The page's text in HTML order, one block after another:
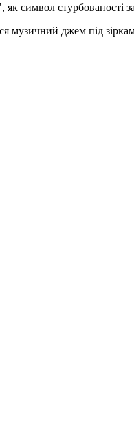
символ стурбованості
музичний джем під